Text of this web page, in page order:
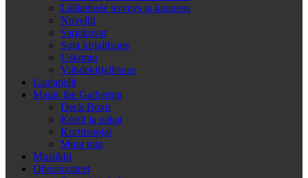
Lääketiede terveys ja kauneus
Novellit
Sarjakuvat
Sota kirjallisuus
Uskonto
Viihdekirjallisuus
Lautapelit
Magic the Gathering
Deck Boxit
Kortit ja pakat
Korttisuojat
Muut mtg
Musiikki
Oheistuotteet